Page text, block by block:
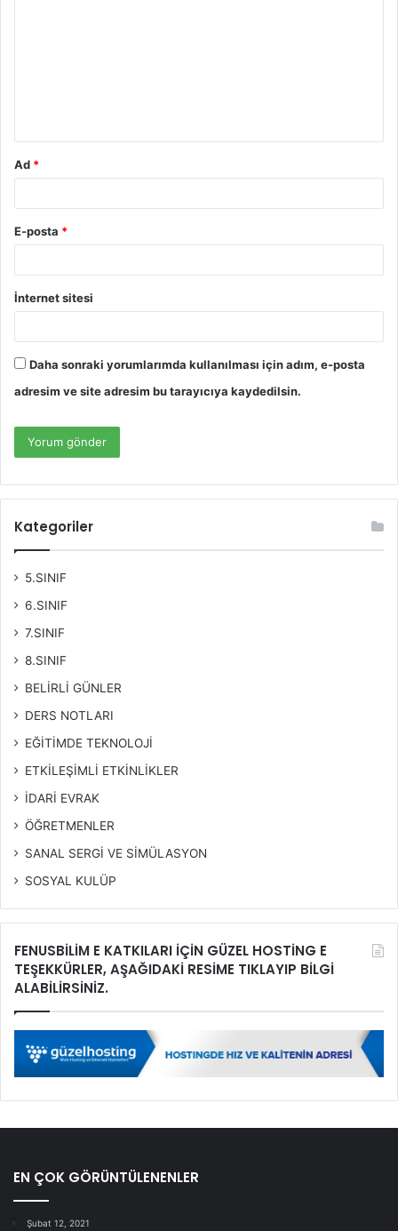
Ad *
E-posta *
İnternet sitesi
Daha sonraki yorumlarımda kullanılması için adım, e-posta
adresim ve site adresim bu tarayıcıya kaydedilsin.
Kategoriler
5.SINIF
6.SINIF
7.SINIF
8.SINIF
BELİRLİ GÜNLER
DERS NOTLARI
EĞİTİMDE TEKNOLOJİ
ETKİLEŞİMLİ ETKİNLİKLER
İDARİ EVRAK
ÖĞRETMENLER
SANAL SERGİ VE SİMÜLASYON
SOSYAL KULÜP
FENUSBİLİM E KATKILARI İÇİN GÜZEL HOSTİNG E
TEŞEKKÜRLER, AŞAĞIDAKİ RESİME TIKLAYIP BİLGİ
ALABİLİRSİNİZ.
EN ÇOK GÖRÜNTÜLENENLER
Şubat 12, 2021